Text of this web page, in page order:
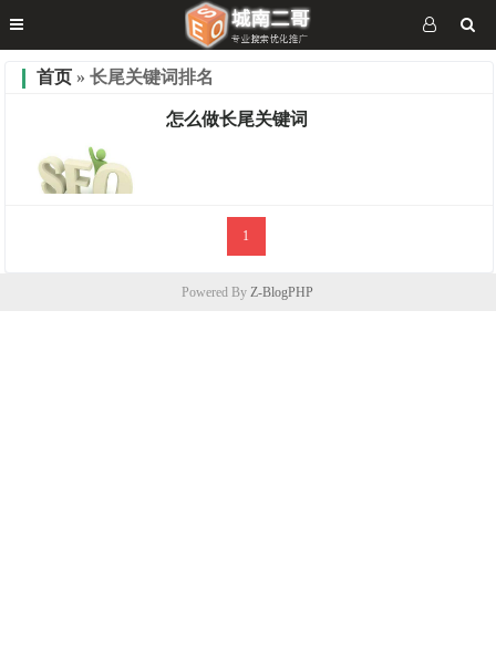
首页 » 长尾关键词排名
怎么做长尾关键词
1
Powered ByZ-BlogPHP